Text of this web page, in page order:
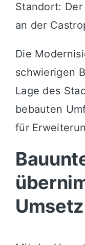
Standort:
an der
Die
schwierigen
Lage des
bebauten
für